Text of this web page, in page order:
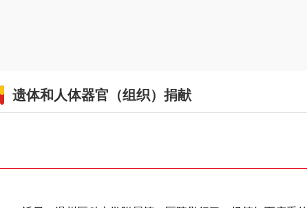
遗体和人体器官（组织）捐献